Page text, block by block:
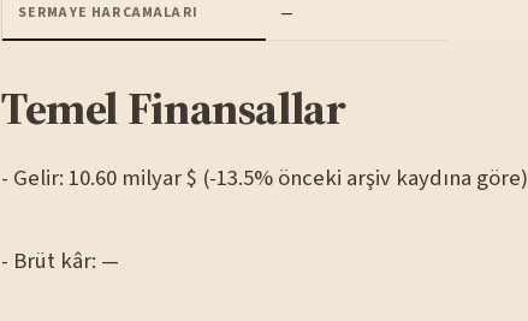
SERMAYE HARCAMALARI —
Temel Finansallar
- Gelir: 10.60 milyar $ (-13.5% önceki arşiv kaydına göre)
- Brüt kâr: —